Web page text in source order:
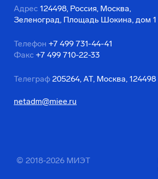
Адрес 124498, Россия, Москва,
Зеленоград, Площадь Шокина, дом 1
Телефон +7 499 731-44-41
Факс +7 499 710-22-33
Телеграф 205264, АТ, Москва, 124498
netadm@miee.ru
© 2018-2026 МИЭТ